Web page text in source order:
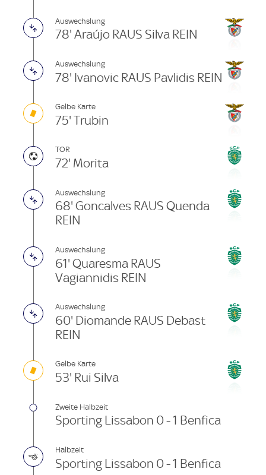
Auswechslung
78' Araújo RAUS Silva REIN
Auswechslung
78' Ivanovic RAUS Pavlidis REIN
Gelbe Karte
75' Trubin
TOR
72' Morita
Auswechslung
68' Goncalves RAUS Quenda
REIN
Auswechslung
61' Quaresma RAUS
Vagiannidis REIN
Auswechslung
60' Diomande RAUS Debast
REIN
Gelbe Karte
53' Rui Silva
Zweite Halbzeit
Sporting Lissabon 0 - 1 Benfica
Halbzeit
Sporting Lissabon 0 - 1 Benfica